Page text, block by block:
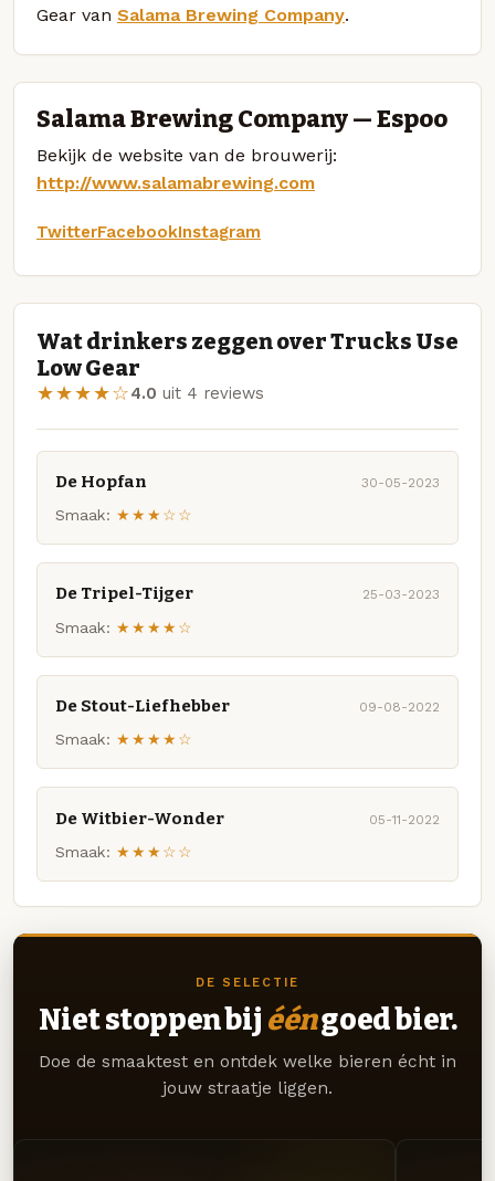
Gear van Salama Brewing Company.
Salama Brewing Company — Espoo
Bekijk de website van de brouwerij:
http://www.salamabrewing.com
TwitterFacebookInstagram
Wat drinkers zeggen over Trucks Use
Low Gear
★★★★☆4.0 uit 4 reviews
De Hopfan 30-05-2023
Smaak: ★★★☆☆
De Tripel-Tijger 25-03-2023
Smaak: ★★★★☆
De Stout-Liefhebber 09-08-2022
Smaak: ★★★★☆
De Witbier-Wonder 05-11-2022
Smaak: ★★★☆☆
DE SELECTIE
Niet stoppen bij ééngoed bier.
Doe de smaaktest en ontdek welke bieren écht in
jouw straatje liggen.